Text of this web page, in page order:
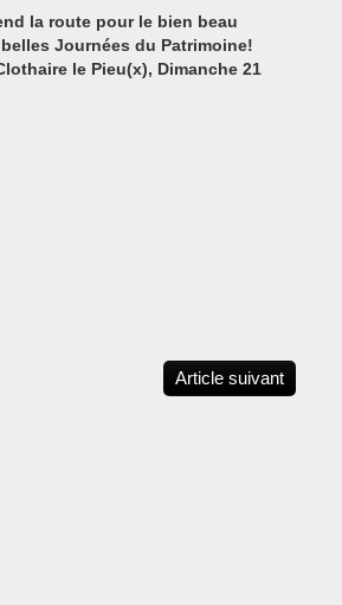
la route pour le bien beau
Journées du Patrimoine!
le Pieu(x), Dimanche 21
Article suivant